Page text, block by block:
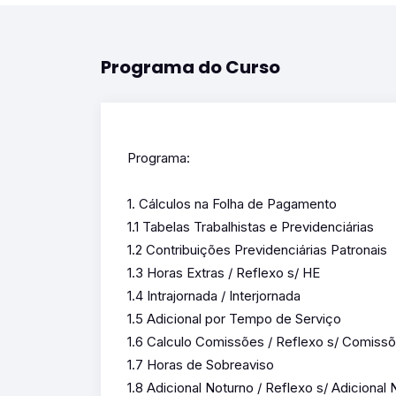
Programa do Curso
Programa:
1. Cálculos na Folha de Pagamento
1.1 Tabelas Trabalhistas e Previdenciárias
1.2 Contribuições Previdenciárias Patronais
1.3 Horas Extras / Reflexo s/ HE
1.4 Intrajornada / Interjornada
1.5 Adicional por Tempo de Serviço
1.6 Calculo Comissões / Reflexo s/
1.7 Horas de Sobreaviso
1.8 Adicional Noturno / Reflexo s/ Adicional